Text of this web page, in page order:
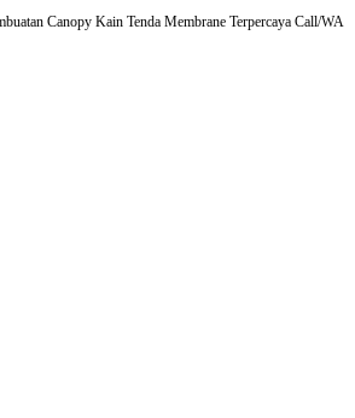
Canopy Kain Tenda Membrane Terpercaya Call/WA